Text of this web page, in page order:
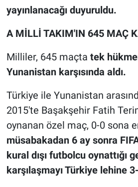
yayınlanacağı duyuruldu.
A MİLLİ TAKIM'IN 645 MAÇ
Milliler, 645 maçta tek
Yunanistan karşısında aldı.
Türkiye ile Yunanistan
2015'te Başakşehir Fatih
oynanan özel maç, 0-0 sona
müsabakadan 6 ay sonra
kural dışı futbolcu oynattığı
karşılaşmayı Türkiye lehine